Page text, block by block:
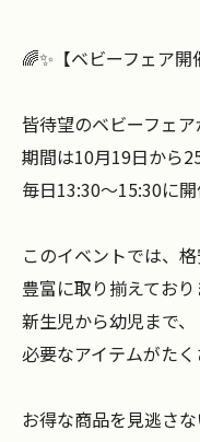
🌈✨【ベビーフェア
皆待望のベビーフェ
期間は10月19日から
毎日13:30～15:30に開
このイベントでは、
豊富に取り揃えており
新生児から幼児まで、
必要なアイテムがた
お得な商品を見逃さな